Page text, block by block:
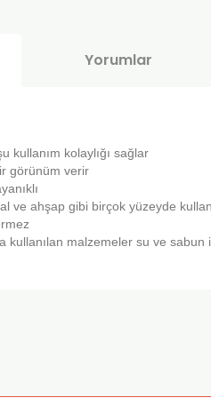
Yorumlar
kullanım kolaylığı sağlar
görünüm verir
ve ahşap gibi birçok yüzeyde
kullanılan malzemeler su ve